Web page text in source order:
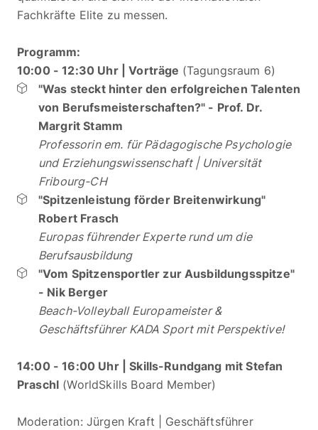
Fachkräfte Elite zu messen.
Programm:
10:00 - 12:30 Uhr | Vorträge (Tagungsraum 6)
"Was steckt hinter den erfolgreichen Talenten
von Berufsmeisterschaften?" - Prof. Dr.
Margrit Stamm
Professorin em. für Pädagogische Psychologie
und Erziehungswissenschaft | Universität
Fribourg-CH
"Spitzenleistung förder Breitenwirkung"
Robert Frasch
Europas führender Experte rund um die
Berufsausbildung
"Vom Spitzensportler zur Ausbildungsspitze"
- Nik Berger
Beach-Volleyball Europameister &
Geschäftsführer KADA Sport mit Perspektive!
14:00 - 16:00 Uhr | Skills-Rundgang mit Stefan
Praschl (WorldSkills Board Member)
Moderation: Jürgen Kraft | Geschäftsführer